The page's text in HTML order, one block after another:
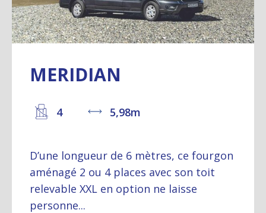
MERIDIAN
4 5,98m
D’une longueur de 6 mètres, ce fourgon
aménagé 2 ou 4 places avec son toit
relevable XXL en option ne laisse
personne...